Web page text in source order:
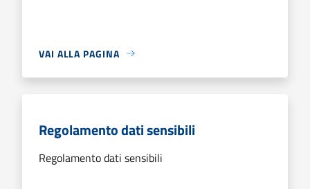
VAI ALLA PAGINA
Regolamento dati sensibili
Regolamento dati sensibili